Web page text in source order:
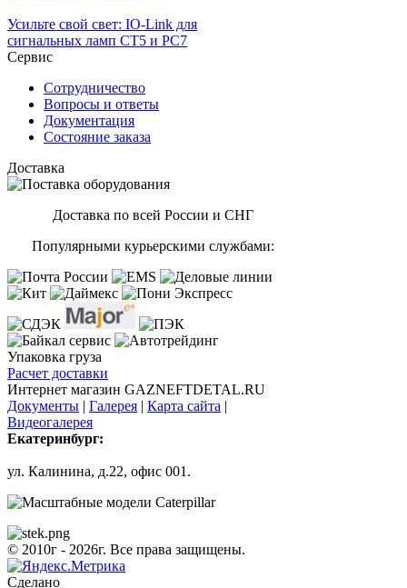
Усильте свой свет: IO-Link для
сигнальных ламп CT5 и PC7
Сервис
Сотрудничество
Вопросы и ответы
Документация
Состояние заказа
Доставка
Доставка по всей России и СНГ
Популярными курьерскими службами:
Упаковка груза
Расчет доставки
Интернет магазин GAZNEFTDETAL.RU
Документы | Галерея | Карта сайта |
Видеогалерея
Екатеринбург:
ул. Калинина, д.22, офис 001.
© 2010г - 2026г. Все права защищены.
Сделано